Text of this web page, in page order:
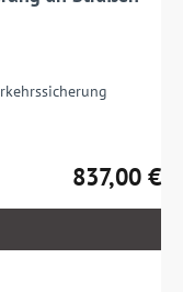
Regulärer
837,00 €